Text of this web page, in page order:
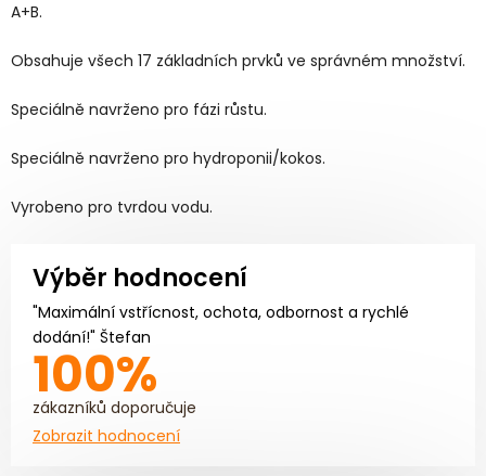
A+B.
Obsahuje všech 17 základních prvků ve správném množství.
Speciálně navrženo pro fázi růstu.
Speciálně navrženo pro hydroponii/kokos.
Vyrobeno pro tvrdou vodu.
Výběr hodnocení
"Maximální vstřícnost, ochota, odbornost a rychlé
dodání!" Štefan
100%
zákazníků doporučuje
Zobrazit hodnocení